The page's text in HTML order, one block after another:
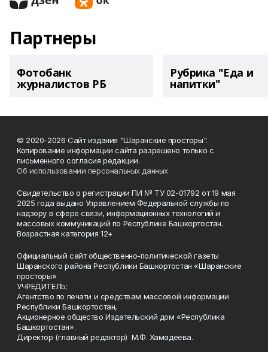
Партнеры
Фотобанк
журналистов РБ
Рубрика "Еда и
напитки"
© 2020-2026 Сайт издания "Шаранские просторы".
Копирование информации сайта разрешено только с
письменного согласия редакции.
Об использовании персональных данных
Свидетельство о регистрации ПИ № ТУ 02-01792 от 19 мая
2025 года выдано Управлением Федеральной службы по
надзору в сфере связи, информационных технологий и
массовых коммуникаций по Республике Башкортостан.
Возрастная категория 12+
Официальный сайт общественно-политической газеты
Шаранского района Республики Башкортостан «Шаранские
просторы»
УЧРЕДИТЕЛЬ:
Агентство по печати и средствам массовой информации
Республики Башкортостан,
Акционерное общество Издательский дом «Республика
Башкортостан».
Директор (главный редактор) М.Ф. Хамадеева.